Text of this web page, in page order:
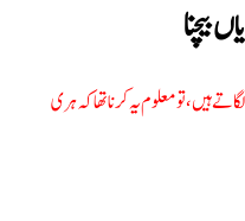
بیچنا
ہیں، تو معلوم یہ کرنا تھا کہ ہری